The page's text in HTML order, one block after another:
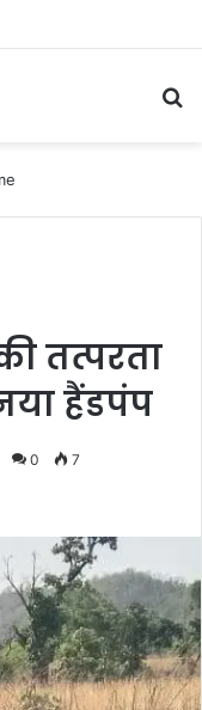
द्वारा किया गया
तत्परता
हैंडपंप
0 7